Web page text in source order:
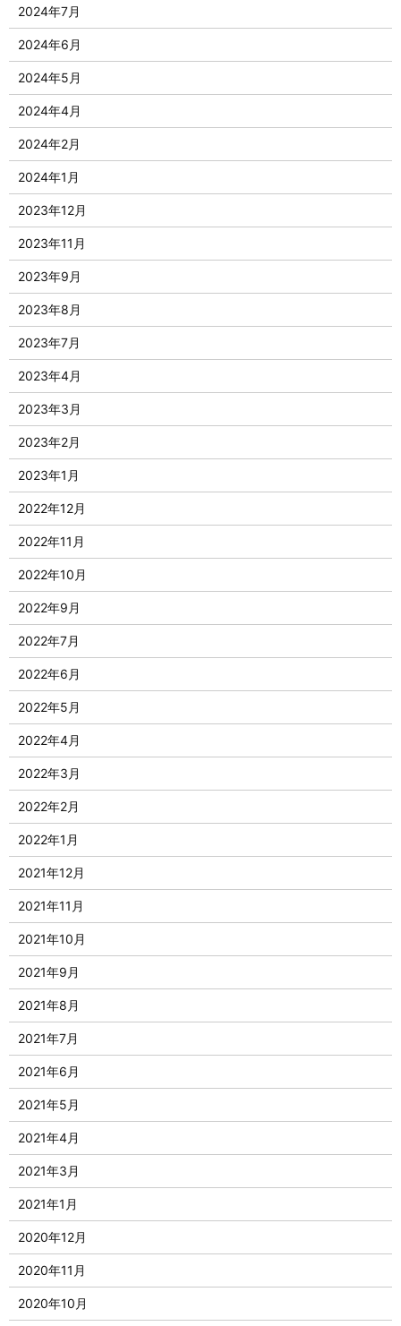
2024年7月
2024年6月
2024年5月
2024年4月
2024年2月
2024年1月
2023年12月
2023年11月
2023年9月
2023年8月
2023年7月
2023年4月
2023年3月
2023年2月
2023年1月
2022年12月
2022年11月
2022年10月
2022年9月
2022年7月
2022年6月
2022年5月
2022年4月
2022年3月
2022年2月
2022年1月
2021年12月
2021年11月
2021年10月
2021年9月
2021年8月
2021年7月
2021年6月
2021年5月
2021年4月
2021年3月
2021年1月
2020年12月
2020年11月
2020年10月